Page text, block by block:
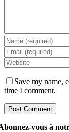
Save my name,
time I comment.
vous à